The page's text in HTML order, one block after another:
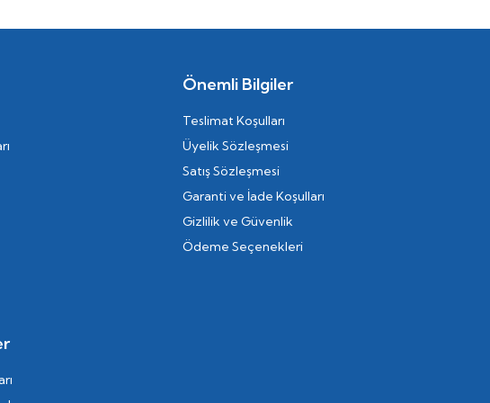
Önemli Bilgiler
Teslimat Koşulları
Üyelik Sözleşmesi
Satış Sözleşmesi
Garanti ve İade Koşulları
Gizlilik ve Güvenlik
Ödeme Seçenekleri